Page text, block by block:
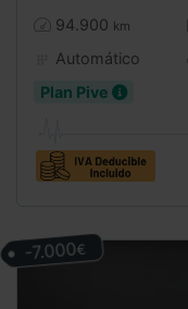
94.900 km
Automático
Plan Pive
-7.000€